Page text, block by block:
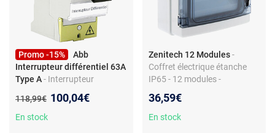
Promo -15%
Abb
Interrupteur différentiel 63A
Type A- Interrupteur
230 V - IP20 - Raccordement
rapide - Sans borne auto -
Ancien prix :
118,99€ Nouveau prix :
100,04€
En stock
Zenitech 12 Modules -
Coffret électrique étanche
IP65 - 12 modules -
36,59€
En stock